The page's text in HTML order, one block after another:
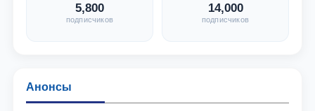
5,800
подписчиков
14,000
подписчиков
Анонсы